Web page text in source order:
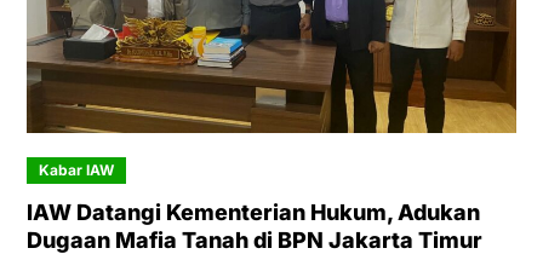
Kabar IAW
IAW Datangi Kementerian Hukum, Adukan
Dugaan Mafia Tanah di BPN Jakarta Timur